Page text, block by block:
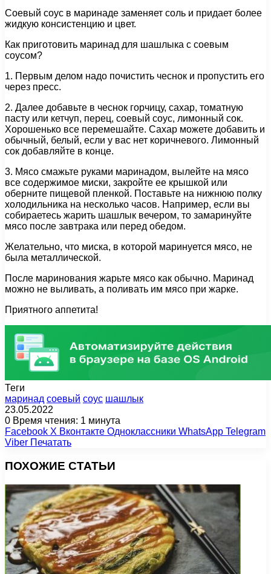
Соевый соус в маринаде заменяет соль и придает более
жидкую консистенцию и цвет.
Как приготовить маринад для шашлыка с соевым
соусом?
1. Первым делом надо почистить чеснок и пропустить его
через пресс.
2. Далее добавьте в чеснок горчицу, сахар, томатную
пасту или кетчуп, перец, соевый соус, лимонный сок.
Хорошенько все перемешайте. Сахар можете добавить и
обычный, белый, если у вас нет коричневого. Лимонный
сок добавляйте в конце.
3. Мясо смажьте руками маринадом, вылейте на мясо
все содержимое миски, закройте ее крышкой или
оберните пищевой пленкой. Поставьте на нижнюю полку
холодильника на несколько часов. Например, если вы
собираетесь жарить шашлык вечером, то замаринуйте
мясо после завтрака или перед обедом.
Желательно, что миска, в которой маринуется мясо, не
была металлической.
После маринования жарьте мясо как обычно. Маринад
можно не выливать, а поливать им мясо при жарке.
Приятного аппетита!
Теги
маринад соевый соус шашлык
23.05.2022
0 Время чтения: 1 минута
Facebook X Вконтакте Одноклассники WhatsApp Telegram
Viber Печатать
ПОХОЖИЕ СТАТЬИ